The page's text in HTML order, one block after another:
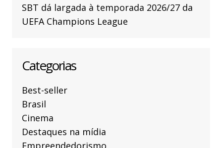
SBT dá largada à temporada 2026/27 da
UEFA Champions League
Categorias
Best-seller
Brasil
Cinema
Destaques na mídia
Empreendedorismo